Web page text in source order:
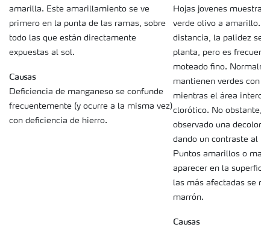
amarilla. Este amarillamiento se ve
primero en la punta de las ramas, sobre
todo las que están directamente
expuestas al sol.
Causas
Deficiencia de manganeso se confunde
frecuentemente (y ocurre a la misma vez)
con deficiencia de hierro.
Hojas jovenes
verde olivo a amarillo.
distancia, la palidez se
planta, pero es
moteado fino.
mantienen verdes con
mientras el área
clorótico. No obstante,
observado una
dando un contraste al
Puntos amarillos o
aparecer en la
las más afectadas se
marrón.
Causas